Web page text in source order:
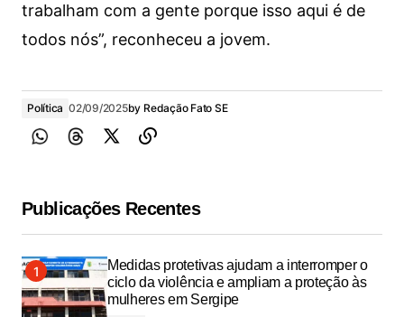
trabalham com a gente porque isso aqui é de
todos nós”, reconheceu a jovem.
Política 02/09/2025by Redação Fato SE
Publicações Recentes
Medidas protetivas ajudam a interromper o
ciclo da violência e ampliam a proteção às
mulheres em Sergipe